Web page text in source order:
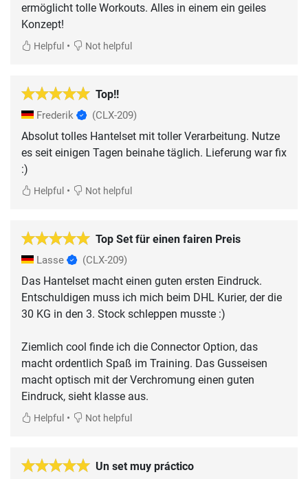
ermöglicht tolle Workouts. Alles in einem ein geiles
Konzept!
Helpful • Not helpful
Top!!
Frederik (CLX-209)
Absolut tolles Hantelset mit toller Verarbeitung. Nutze
es seit einigen Tagen beinahe täglich. Lieferung war fix
:)
Helpful • Not helpful
Top Set für einen fairen Preis
Lasse (CLX-209)
Das Hantelset macht einen guten ersten Eindruck.
Entschuldigen muss ich mich beim DHL Kurier, der die
30 KG in den 3. Stock schleppen musste :)
Ziemlich cool finde ich die Connector Option, das
macht ordentlich Spaß im Training. Das Gusseisen
macht optisch mit der Verchromung einen guten
Eindruck, sieht klasse aus.
Helpful • Not helpful
Un set muy práctico